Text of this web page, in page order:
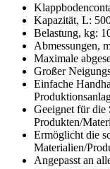
Kapazität, L:
Belastung, kg:
Abmessungen,
Maximale
Großer
Einfache
Geeignet für die
Produkten/
Ermöglicht die
Materialien/
Angepasst an